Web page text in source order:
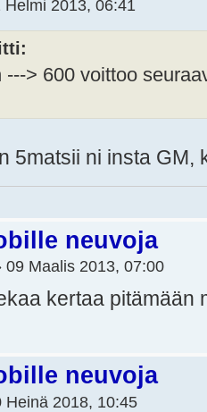
Helmi 2013, 06:41
---> 600 voittoo
5matsii ni insta GM,
neuvoja
09 Maalis 2013, 07:00
kertaa pitämään
neuvoja
Heinä 2018, 10:45